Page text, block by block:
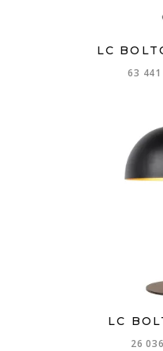
LC
63
LC
26